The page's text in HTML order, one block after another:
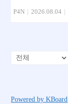
P4N | 2026.08.04 |
Powered by KBoard